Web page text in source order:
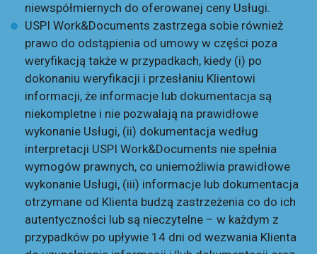
niewspółmiernych do oferowanej ceny Usługi.
USPI Work&Documents zastrzega sobie również
prawo do odstąpienia od umowy w części poza
weryfikacją także w przypadkach, kiedy (i) po
dokonaniu weryfikacji i przesłaniu Klientowi
informacji, że informacje lub dokumentacja są
niekompletne i nie pozwalają na prawidłowe
wykonanie Usługi, (ii) dokumentacja według
interpretacji USPI Work&Documents nie spełnia
wymogów prawnych, co uniemożliwia prawidłowe
wykonanie Usługi, (iii) informacje lub dokumentacja
otrzymane od Klienta budzą zastrzeżenia co do ich
autentyczności lub są nieczytelne – w każdym z
przypadków po upływie 14 dni od wezwania Klienta